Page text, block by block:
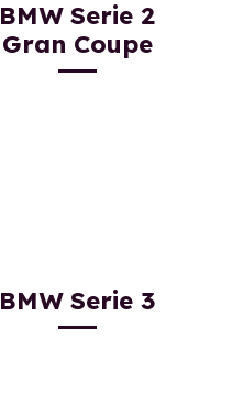
BMW Serie 2
Gran Coupe
BMW Serie 3